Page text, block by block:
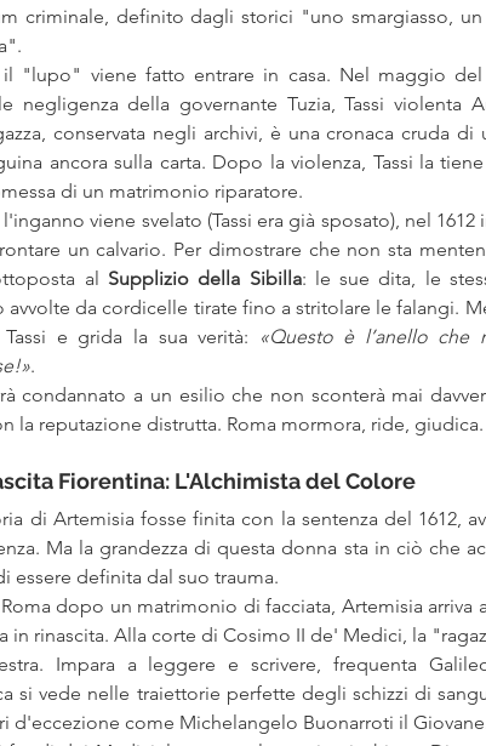
criminale, definito dagli storici "uno smargiasso,
il "lupo" viene fatto entrare in casa. Nel maggio
negligenza della governante Tuzia, Tassi violenta
conservata negli archivi, è una cronaca cruda
ancora sulla carta. Dopo la violenza, Tassi la
di un matrimonio riparatore.
viene svelato (Tassi era già sposato), nel
un calvario. Per dimostrare che non sta
al Supplizio della Sibilla: le sue dita, le
avvolte da cordicelle tirate fino a stritolare le falangi.
e grida la sua verità:
«Questo è l’anello
.
condannato a un esilio che non sconterà mai
la reputazione distrutta. Roma mormora, ride, giudica.
Fiorentina: L'Alchimista del Colore
di Artemisia fosse finita con la sentenza del 1612,
Ma la grandezza di questa donna sta in ciò che
essere definita dal suo trauma.
Roma dopo un matrimonio di facciata, Artemisia arriva a
in rinascita. Alla corte di Cosimo II de' Medici, la
Impara a leggere e scrivere, frequenta
si vede nelle traiettorie perfette degli schizzi di
d'eccezione come Michelangelo Buonarroti il